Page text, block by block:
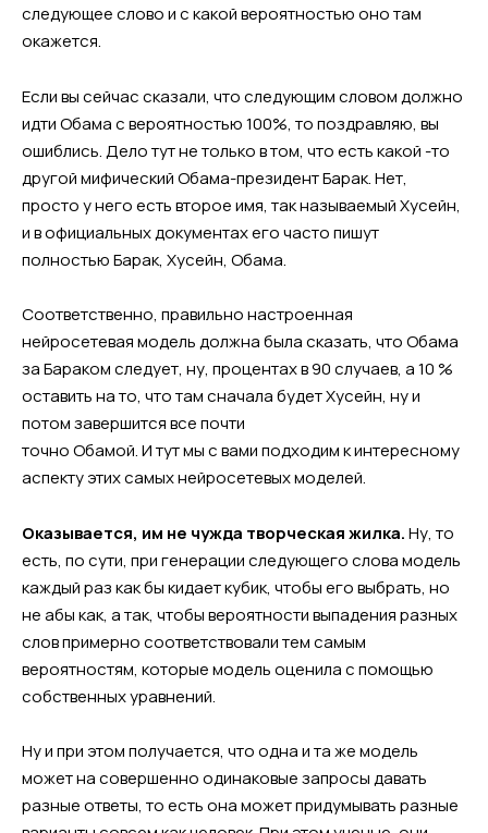
следующее слово и с какой вероятностью оно там
окажется.
Если вы сейчас сказали, что следующим словом должно
идти Обама с вероятностью 100%, то поздравляю, вы
ошиблись. Дело тут не только в том, что есть какой -то
другой мифический Обама-президент Барак. Нет,
просто у него есть второе имя, так называемый Хусейн,
и в официальных документах его часто пишут
полностью Барак, Хусейн, Обама.
Соответственно, правильно настроенная
нейросетевая модель должна была сказать, что Обама
за Бараком следует, ну, процентах в 90 случаев, а 10 %
оставить на то, что там сначала будет Хусейн, ну и
потом завершится все почти
точно Обамой. И тут мы с вами подходим к интересному
аспекту этих самых нейросетевых моделей.
Оказывается, им не чужда творческая жилка.Ну, то
есть, по сути, при генерации следующего слова модель
каждый раз как бы кидает кубик, чтобы его выбрать, но
не абы как, а так, чтобы вероятности выпадения разных
слов примерно соответствовали тем самым
вероятностям, которые модель оценила с помощью
собственных уравнений.
Ну и при этом получается, что одна и та же модель
может на совершенно одинаковые запросы давать
разные ответы, то есть она может придумывать разные